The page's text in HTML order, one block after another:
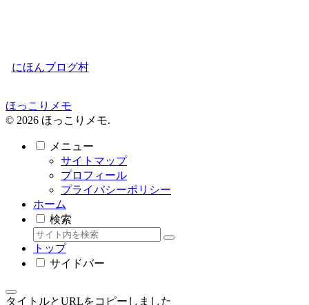
にほんブログ村
ほっこりメモ
© 2026 ほっこりメモ.
メニュー
サイトマップ
プロフィール
プライバシーポリシー
ホーム
検索
トップ
サイドバー
タイトルとURLをコピーしました